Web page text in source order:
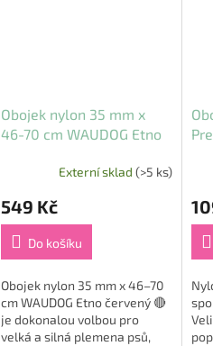
Obojek nylon 35 mm x
46-70 cm WAUDOG Etno
Externí sklad (>5 ks)
549 Kč
Do košíku
Obojek nylon 35 mm x 46–70
cm WAUDOG Etno červený 🔴
je dokonalou volbou pro
velká a silná plemena psů,